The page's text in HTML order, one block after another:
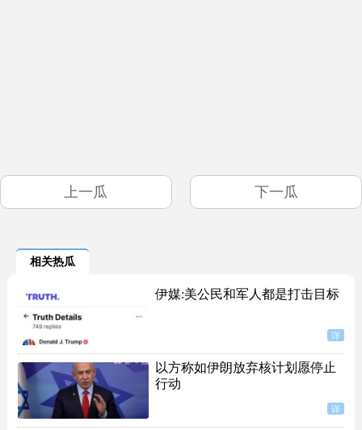
上一瓜 下一瓜
相关热瓜
伊媒:美公民和军人都是打击目标
详
以方称如伊朗放弃核计划愿停止
行动
详